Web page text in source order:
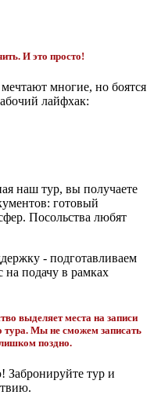
И это просто!
многие, но боятся
лайфхак:
наш тур, вы получаете
готовый
Посольства любят
- подготавливаем
на подачу в рамках
выделяет места на записи
тура. Мы не сможем записать
поздно.
Забронируйте тур и